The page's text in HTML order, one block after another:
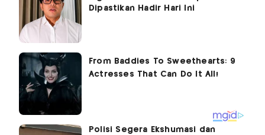
Dipastikan Hadir Hari Ini
Polisi Segera Ekshumasi dan